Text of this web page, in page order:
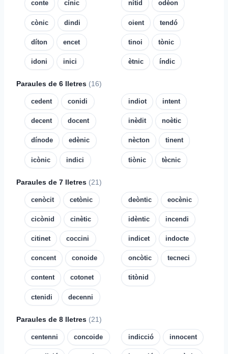
conte cínic
cònic dindi
díton encet
idoni inici
nítid odèon
oient tendó
tinoi tònic
ètnic índic
Paraules de 6 lletres (16)
cedent conidi
decent docent
dínode edènic
icònic indici
indiot intent
inèdit noètic
nècton tinent
tiònic tècnic
Paraules de 7 lletres (21)
cenòcit cetònic
cicònid cinètic
citinet coccini
concent conoide
content cotonet
ctenidi decenni
deòntic eocènic
idèntic incendi
indicet indocte
oncòtic tecneci
titònid
Paraules de 8 lletres (21)
centenni concoide indicció innocent